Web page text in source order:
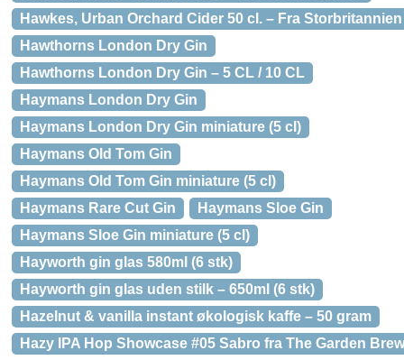
Hawkes, Urban Orchard Cider 50 cl. – Fra Storbritannien
Hawthorns London Dry Gin
Hawthorns London Dry Gin – 5 CL / 10 CL
Haymans London Dry Gin
Haymans London Dry Gin miniature (5 cl)
Haymans Old Tom Gin
Haymans Old Tom Gin miniature (5 cl)
Haymans Rare Cut Gin
Haymans Sloe Gin
Haymans Sloe Gin miniature (5 cl)
Hayworth gin glas 580ml (6 stk)
Hayworth gin glas uden stilk – 650ml (6 stk)
Hazelnut & vanilla instant økologisk kaffe – 50 gram
Hazy IPA Hop Showcase #05 Sabro fra The Garden